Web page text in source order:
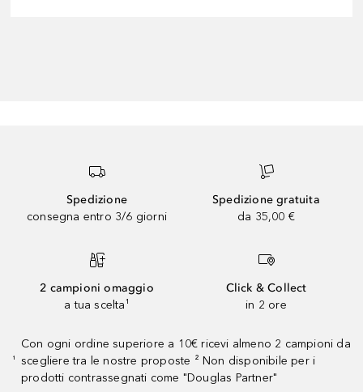
Spedizione
consegna entro 3/6 giorni
Spedizione gratuita
da 35,00 €
2 campioni omaggio
a tua scelta¹
Click & Collect
in 2 ore
¹
Con ogni ordine superiore a 10€ ricevi almeno 2 campioni da
scegliere tra le nostre proposte ² Non disponibile per i
prodotti contrassegnati come "Douglas Partner"